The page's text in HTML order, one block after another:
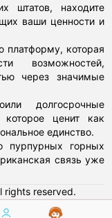
штатов, находите
ваши ценности и
платформу, которая
возможностей,
через значимые
долгосрочные
ценит как
единство.
пурпурных горных
связь уже
rights reserved.